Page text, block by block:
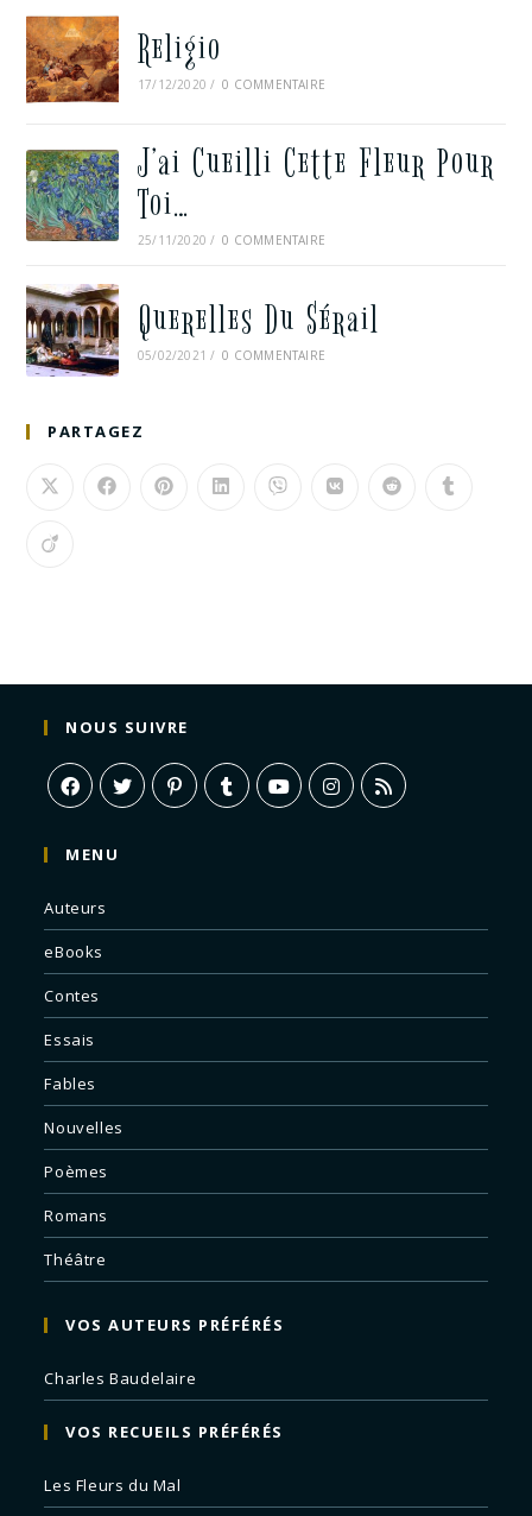
Religio
17/12/2020 / 0 COMMENTAIRE
J’ai Cueilli Cette Fleur Pour
Toi…
25/11/2020 / 0 COMMENTAIRE
Querelles Du Sérail
05/02/2021 / 0 COMMENTAIRE
PARTAGEZ
NOUS SUIVRE
MENU
Auteurs
eBooks
Contes
Essais
Fables
Nouvelles
Poèmes
Romans
Théâtre
VOS AUTEURS PRÉFÉRÉS
Charles Baudelaire
VOS RECUEILS PRÉFÉRÉS
Les Fleurs du Mal